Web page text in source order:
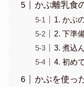
かぶ離乳食
1. かぶ
2. 下準
3. 煮込
4. 初め
かぶを使っ